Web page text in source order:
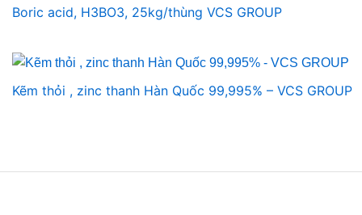
Boric acid, H3BO3, 25kg/thùng VCS GROUP
Kẽm thỏi , zinc thanh Hàn Quốc 99,995% – VCS GROUP